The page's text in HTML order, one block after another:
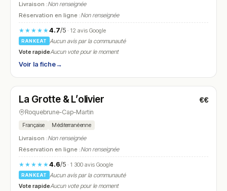
Livraison :Non renseignée
Réservation en ligne :Non renseignée
★★★★★4.7/5· 12 avis Google
RANKEAT
Aucun avis par la communauté
Vote rapideAucun vote pour le moment
Voir la fiche→
N° 14
La Grotte & L’olivier €€
Roquebrune-Cap-Martin
Française Méditerranéenne
Livraison :Non renseignée
Réservation en ligne :Non renseignée
★★★★★4.6/5· 1 300 avis Google
RANKEAT
Aucun avis par la communauté
Vote rapideAucun vote pour le moment